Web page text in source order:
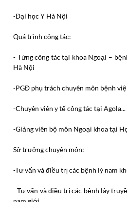
-Đại học Y Hà Nội
Quá trình công tác:
- Từng công tác tại khoa Ngoại –
Hà Nội
-PGĐ phụ trách chuyên môn bệnh
-Chuyên viên y tế công tác tại Agola...
-Giảng viên bộ môn Ngoại khoa tại
Sở trưởng chuyên môn:
-Tư vấn và điều trị các bệnh lý nam
- Tư vấn và điều trị các bệnh lây